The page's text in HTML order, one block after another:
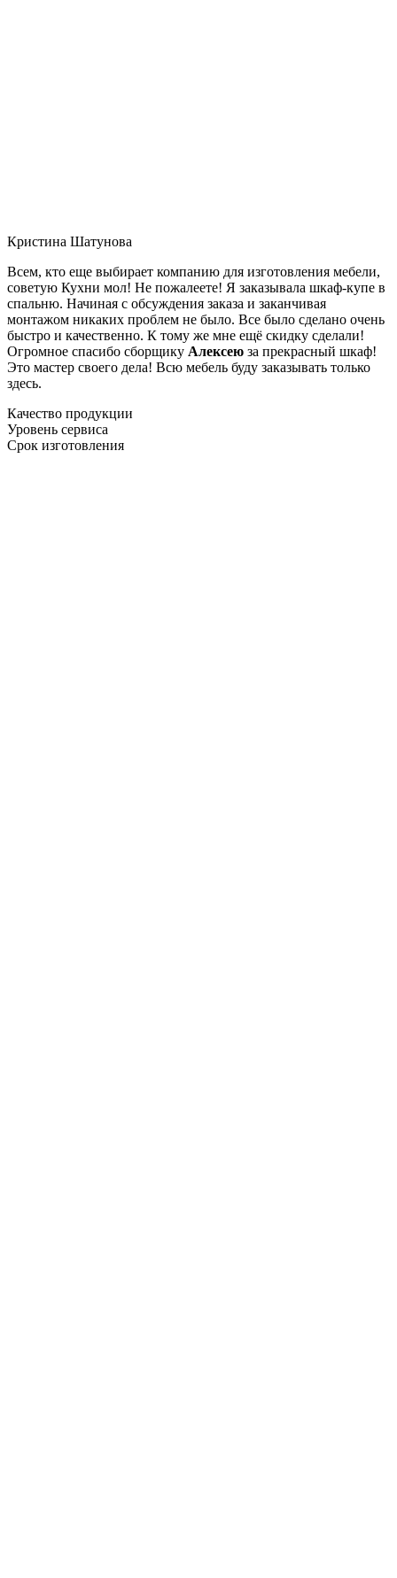
Кристина Шатунова
Всем, кто еще выбирает компанию для изготовления мебели,
советую Кухни мол! Не пожалеете! Я заказывала шкаф-купе в
спальню. Начиная с обсуждения заказа и заканчивая
монтажом никаких проблем не было. Все было сделано очень
быстро и качественно. К тому же мне ещё скидку сделали!
Огромное спасибо сборщику Алексею за прекрасный шкаф!
Это мастер своего дела! Всю мебель буду заказывать только
здесь.
Качество продукции
Уровень сервиса
Срок изготовления